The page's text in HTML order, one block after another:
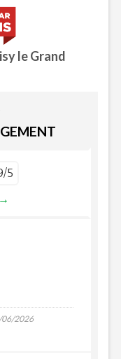
le Grand
5
→
06/2026